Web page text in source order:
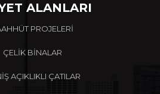
ALANLARI
PROJELERİ
ÇELİK BİNALAR
AÇIKLIKLI ÇATILAR